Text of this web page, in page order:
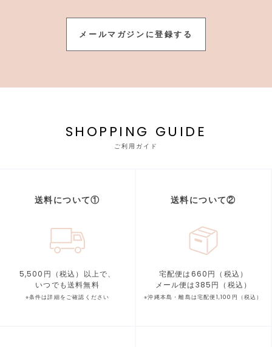
メールマガジンに登録する
SHOPPING GUIDE
ご利用ガイド
送料について①
5,500円（税込）以上で、
いつでも送料無料
※条件は詳細をご確認ください
送料について②
宅配便は660円（税込）
メール便は385円（税込）
※沖縄本島・離島は宅配便1,100円（税込）